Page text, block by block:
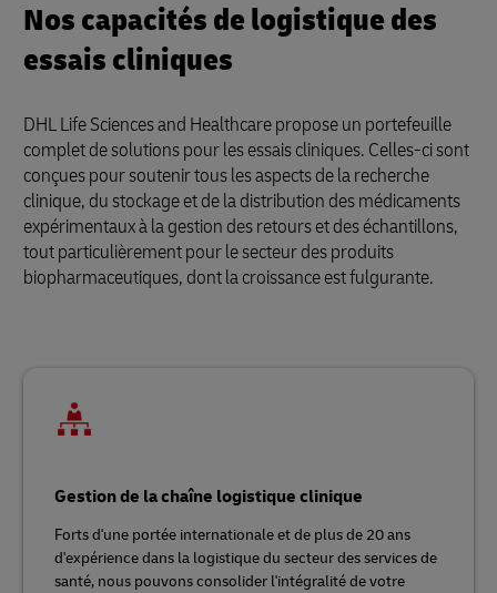
Nos capacités de logistique des
essais cliniques
DHL Life Sciences and Healthcare propose un portefeuille
complet de solutions pour les essais cliniques. Celles-ci sont
conçues pour soutenir tous les aspects de la recherche
clinique, du stockage et de la distribution des médicaments
expérimentaux à la gestion des retours et des échantillons,
tout particulièrement pour le secteur des produits
biopharmaceutiques, dont la croissance est fulgurante.
Gestion de la chaîne logistique clinique
Forts d'une portée internationale et de plus de 20 ans
d'expérience dans la logistique du secteur des services de
santé, nous pouvons consolider l'intégralité de votre